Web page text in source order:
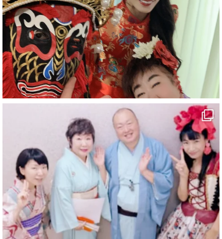
#一人旅
#女性マジシャン
#出張マジック
#マジシャン派遣
#イリュージョン
#和歌山県
#白浜町
#変面ショー
#イベント
#宴会
1 10
マジシャン派遣 パッションプリンセス【公式】
@comedy_illusion 7 8月
お疲れ様です
YouTubeを更新しました
https://youtu.be/9sHKhUQBmUE
@YouTube